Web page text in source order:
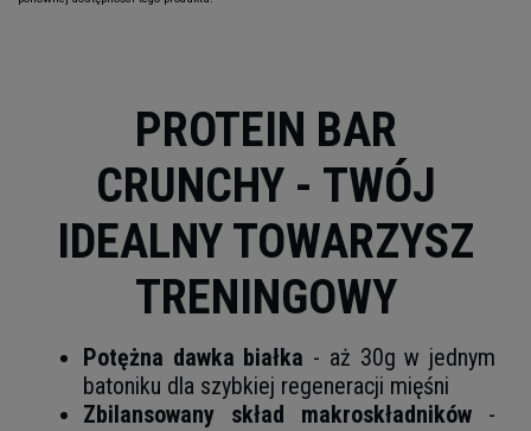
PROTEIN BAR
CRUNCHY - TWÓJ
IDEALNY TOWARZYSZ
TRENINGOWY
Potężna dawka białka - aż 30g w jednym
batoniku dla szybkiej regeneracji mięśni
Zbilansowany skład makroskładników -